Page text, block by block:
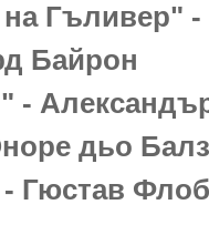
Гъливер"
Байрон
-
дьо
Гюстав